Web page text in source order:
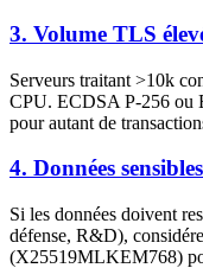
3. Volume TLS
Serveurs traitant >10k
CPU. ECDSA P-256 ou
pour autant de
4. Données
Si les données doivent
défense, R&D),
(X25519MLKEM768)